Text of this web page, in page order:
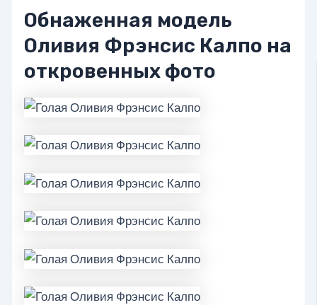
Обнаженная модель
Оливия Фрэнсис Калпо на
откровенных фото